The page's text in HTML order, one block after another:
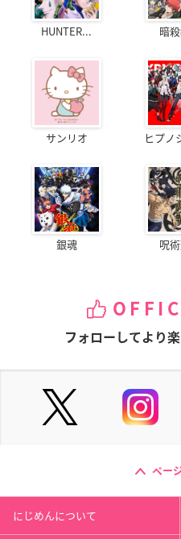
HUNTER... 暗
サンリオ ヒプノ
銀魂 呪
フォローしてより
ペー
にじめんについて